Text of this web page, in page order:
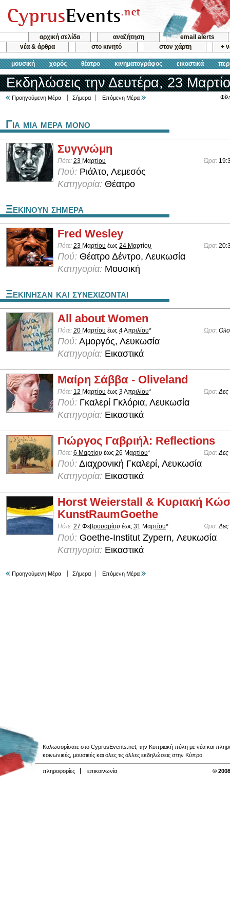
αρχική σελίδα αναζήτηση
email alerts
νέα & άρθρα
στο κινητό στον χάρτη +
μουσική χορός θέατρο κινηματογράφος εικαστικά
Εκδηλώσεις την Δευτέρα, 23
Προηγούμενη Μέρα Σήμερα Επόμενη Μέρα
Για μια μερα μονο
Συγγνώμη
Πότε: 23 Μαρτίου Ώρα:
Πού: Ριάλτο, Λεμεσός
Κατηγορία: Θέατρο
Ξεκινουν σημερα
Fred Wesley
Πότε: 23 Μαρτίου έως 24 Μαρτίου Ώρα:
Πού: Θέατρο Δέντρο, Λευκωσία
Κατηγορία: Μουσική
Ξεκινησαν και συνεχιζονται
All about Women
Πότε: 20 Μαρτίου έως 4 Απριλίου* Ώρα:
Πού: Αμοργός, Λευκωσία
Κατηγορία: Εικαστικά
Μαίρη Σάββα - Oliveland
Πότε: 12 Μαρτίου έως 3 Απριλίου* Ώρα:Δες
Πού: Γκαλερί Γκλόρια, Λευκωσία
Κατηγορία: Εικαστικά
Γιώργος Γαβριήλ: Reflections
Πότε: 6 Μαρτίου έως 26 Μαρτίου* Ώρα:Δες
Πού: Διαχρονική Γκαλερί, Λευκωσία
Κατηγορία: Εικαστικά
Horst Weierstall & Κυριακή
KunstRaumGoethe
Πότε: 27 Φεβρουαρίου έως 31 Μαρτίου* Ώρα:Δες
Πού: Goethe-Institut Zypern, Λευκωσία
Κατηγορία: Εικαστικά
Προηγούμενη Μέρα Σήμερα Επόμενη Μέρα
Καλωσορίσατε στο CyprusEvents.net, την Κυπριακή πύλη με νέα και
κοινωνικές, μουσικές και όλες τις άλλες εκδηλώσεις στην Κύπρο.
πληροφορίες επικοινωνία ©